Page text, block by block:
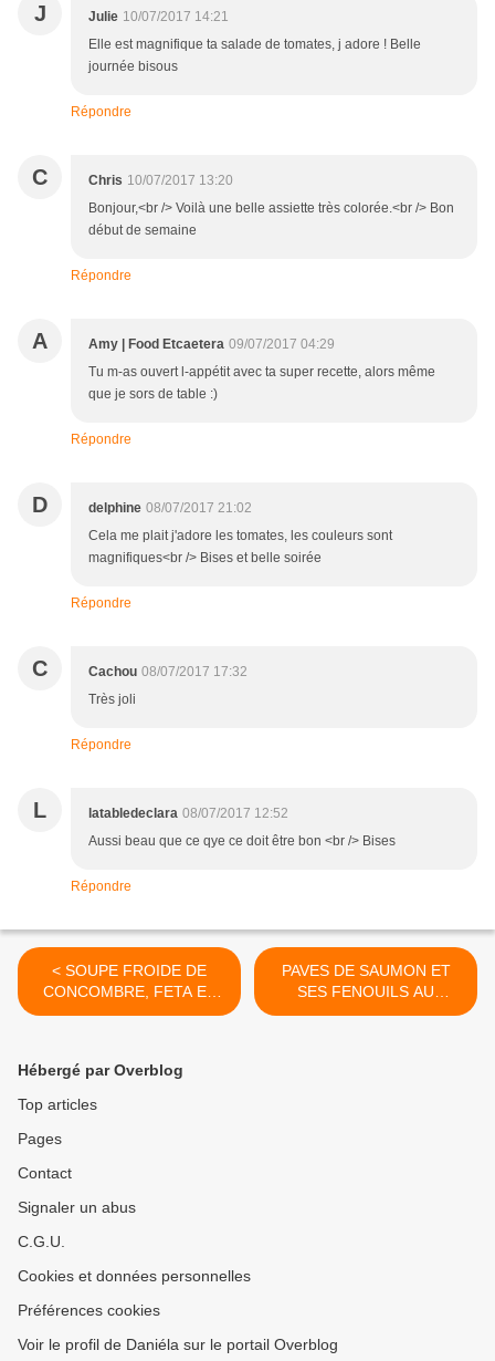
J Julie 10/07/2017 14:21
Elle est magnifique ta salade de tomates, j adore ! Belle
journée bisous
Répondre
C Chris 10/07/2017 13:20
Bonjour,<br /> Voilà une belle assiette très colorée.<br /> Bon
début de semaine
Répondre
A Amy | Food Etcaetera 09/07/2017 04:29
Tu m-as ouvert l-appétit avec ta super recette, alors même
que je sors de table :)
Répondre
D delphine 08/07/2017 21:02
Cela me plait j'adore les tomates, les couleurs sont
magnifiques<br /> Bises et belle soirée
Répondre
C Cachou 08/07/2017 17:32
Très joli
Répondre
L latabledeclara 08/07/2017 12:52
Aussi beau que ce qye ce doit être bon <br /> Bises
Répondre
< SOUPE FROIDE DE
CONCOMBRE, FETA ET
MENTHE
PAVES DE SAUMON ET
SES FENOUILS AU
PARMESAN >
Hébergé par Overblog
Top articles
Pages
Contact
Signaler un abus
C.G.U.
Cookies et données personnelles
Préférences cookies
Voir le profil de Daniéla sur le portail Overblog